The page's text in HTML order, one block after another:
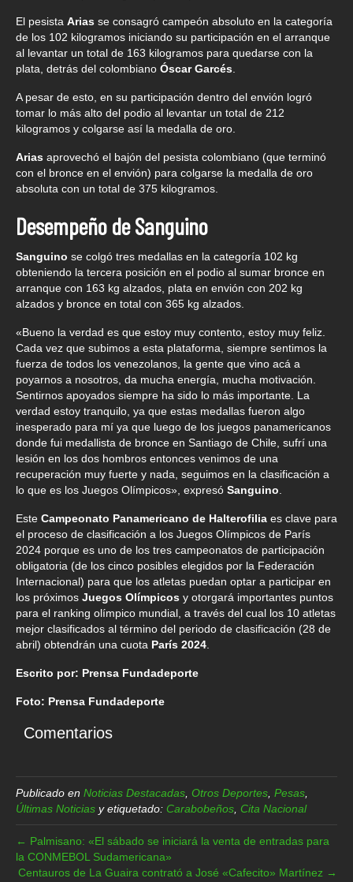
El pesista Arias se consagró campeón absoluto en la categoría
de los 102 kilogramos iniciando su participación en el arranque
al levantar un total de 163 kilogramos para quedarse con la
plata, detrás del colombiano Óscar Garcés
A pesar de esto, en su participación dentro del envión logró
tomar lo más alto del podio al levantar un total de 212
kilogramos y colgarse así la medalla de oro.
Arias aprovechó el bajón del pesista colombiano (que terminó
con el bronce en el envión) para colgarse la medalla de oro
absoluta con un total de 375 kilogramos.
Desempeño de Sanguino
Sanguino se colgó tres medallas en la categoría 102 kg
obteniendo la tercera posición en el podio al sumar bronce en
arranque con 163 kg alzados, plata en envión con 202 kg
alzados y bronce en total con 365 kg alzados.
«Bueno la verdad es que estoy muy contento, estoy muy feliz.
Cada vez que subimos a esta plataforma, siempre sentimos la
fuerza de todos los venezolanos, la gente que vino acá a
poyarnos a nosotros, da mucha energía, mucha motivación.
Sentirnos apoyados siempre ha sido lo más importante. La
verdad estoy tranquilo, ya que estas medallas fueron algo
inesperado para mí ya que luego de los juegos panamericanos
donde fui medallista de bronce en Santiago de Chile, sufrí una
lesión en los dos hombros entonces venimos de una
recuperación muy fuerte y nada, seguimos en la clasificación a
lo que es los Juegos Olímpicos», expresó Sanguino
Este Campeonato Panamericano de Halterofilia es clave para
el proceso de clasificación a los Juegos Olímpicos de París
2024 porque es uno de los tres campeonatos de participación
obligatoria (de los cinco posibles elegidos por la Federación
Internacional) para que los atletas puedan optar a participar en
los próximos Juegos Olímpicos y otorgará importantes puntos
para el ranking olímpico mundial, a través del cual los 10 atletas
mejor clasificados al término del periodo de clasificación (28 de
abril) obtendrán una cuota París 2024
Escrito por: Prensa Fundadeporte
Foto: Prensa Fundadeporte
Comentarios
Publicado en Noticias Destacadas Otros Deportes Pesas
Últimas Noticias y etiquetado: Carabobeños Cita Nacional
← Palmisano: «El sábado se iniciará la venta de entradas para
la CONMEBOL Sudamericana»
Centauros de La Guaira contrató a José «Cafecito» Martínez →